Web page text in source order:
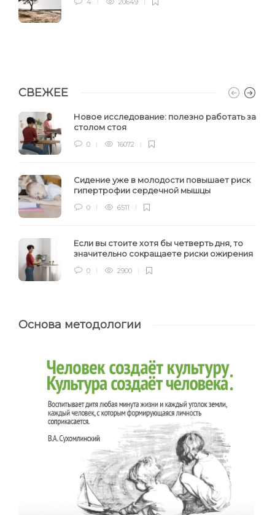
4 20649
СВЕЖЕЕ
Новое исследование: полезно работать за
столом стоя
0 16072
Сидение уже в молодости повышает риск
гипертрофии сердечной мышцы
0 6511
Если вы стоите хотя бы четверть дня, то
значительно сокращаете риски ожирения
0 2900
Основа методологии